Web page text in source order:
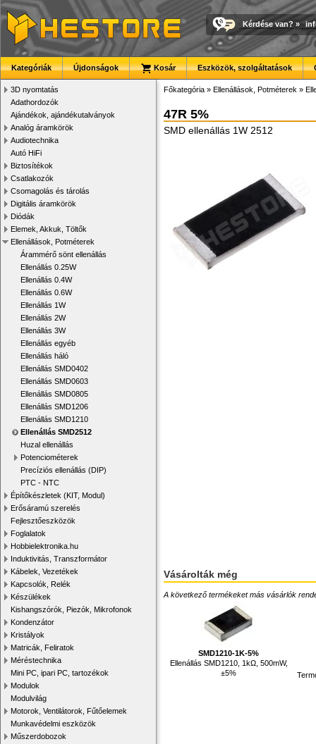
Kérdése van? »
Kategóriák Újdonságok Kosár Eszközök, szolgáltatások
3D nyomtatás
Adathordozók
Ajándékok, ajándékutalványok
Analóg áramkörök
Audiotechnika
Autó HiFi
Biztosítékok
Csatlakozók
Csomagolás és tárolás
Digitális áramkörök
Diódák
Elemek, Akkuk, Töltők
Ellenállások, Potméterek
Árammérő sönt ellenállás
Ellenállás 0.25W
Ellenállás 0.4W
Ellenállás 0.6W
Ellenállás 1W
Ellenállás 2W
Ellenállás 3W
Ellenállás egyéb
Ellenállás háló
Ellenállás SMD0402
Ellenállás SMD0603
Ellenállás SMD0805
Ellenállás SMD1206
Ellenállás SMD1210
Ellenállás SMD2512
Huzal ellenállás
Potenciométerek
Precíziós ellenállás (DIP)
PTC - NTC
Építőkészletek (KIT, Modul)
Erősáramú szerelés
Fejlesztőeszközök
Foglalatok
Hobbielektronika.hu
Induktivitás, Transzformátor
Kábelek, Vezetékek
Kapcsolók, Relék
Készülékek
Kishangszórók, Piezók, Mikrofonok
Kondenzátor
Kristályok
Matricák, Feliratok
Méréstechnika
Mini PC, ipari PC, tartozékok
Modulok
Modulvilág
Motorok, Ventilátorok, Fűtőelemek
Munkavédelmi eszközök
Műszerdobozok
Főkategória » Ellenállások, Potméterek »
47R 5%
SMD ellenállás 1W 2512
Vásárolták még
A következő termékeket más vásárlók
SMD1210-1K-5%
Ellenállás SMD1210, 1kΩ, 500mW,
±5%